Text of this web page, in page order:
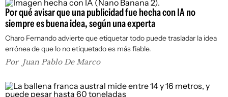
Por qué avisar que una publicidad fue hecha con IA no
siempre es buena idea, según una experta
Charo Fernando advierte que etiquetar todo puede trasladar la idea
errónea de que lo no etiquetado es más fiable.
Por Juan Pablo De Marco